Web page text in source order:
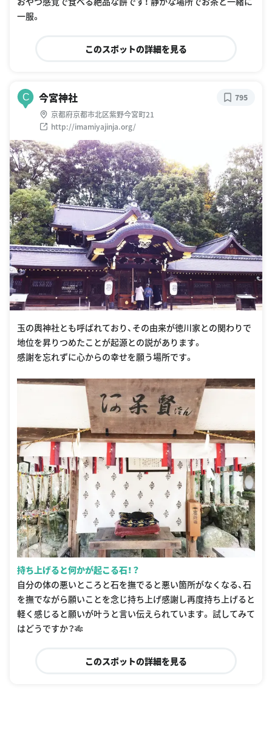
一服。
このスポットの詳細を見る
C 今宮神社
京都府京都市北区紫野今宮町21
http://imamiyajinja.org/
795
玉の輿神社とも呼ばれており、その由来が徳川家との関わりで
地位を昇りつめたことが起源との説があります。
感謝を忘れずに心からの幸せを願う場所です。
持ち上げると何かが起こる石！？
自分の体の悪いところと石を撫でると悪い箇所がなくなる、石
を撫でながら願いことを念じ持ち上げ感謝し再度持ち上げると
軽く感じると願いが叶うと言い伝えられています。 試してみて
はどうですか？🎋
このスポットの詳細を見る